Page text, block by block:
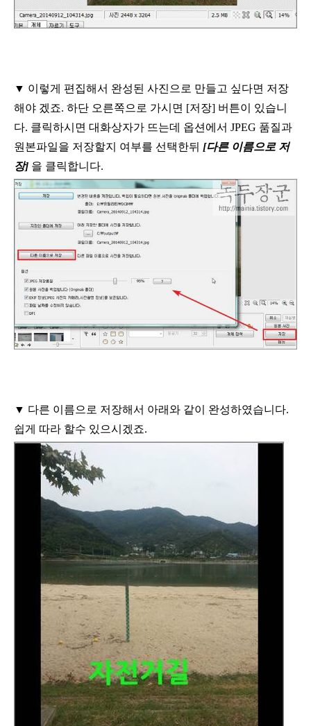
▼ 이렇게 편집해서 완성된 사진으로 만들고 싶다면 저장
해야 겠죠. 하단 오른쪽으로 가시면 [저장] 버튼이 있습니
다. 클릭하시면 대화상자가 뜨는데 옵션에서 JPEG 품질과
원본파일을 저장할지 여부를 선택한뒤 [다른 이름으로 저
장] 을 클릭합니다.
▼ 다른 이름으로 저장해서 아래와 같이 완성하였습니다.
쉽게 따라 할수 있으시겠죠.